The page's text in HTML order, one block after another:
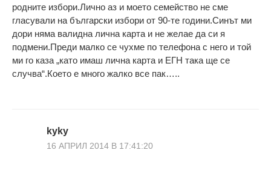
родните избори.Лично аз и моето семейство не сме
гласували на български избори от 90-те години.Синът ми
дори няма валидна лична карта и не желае да си я
подмени.Преди малко се чухме по телефона с него и той
ми го каза „като имаш лична карта и ЕГН така ще се
случва“.Което е много жалко все пак…..
kyky
16 АПРИЛ 2014 В 17:41:20